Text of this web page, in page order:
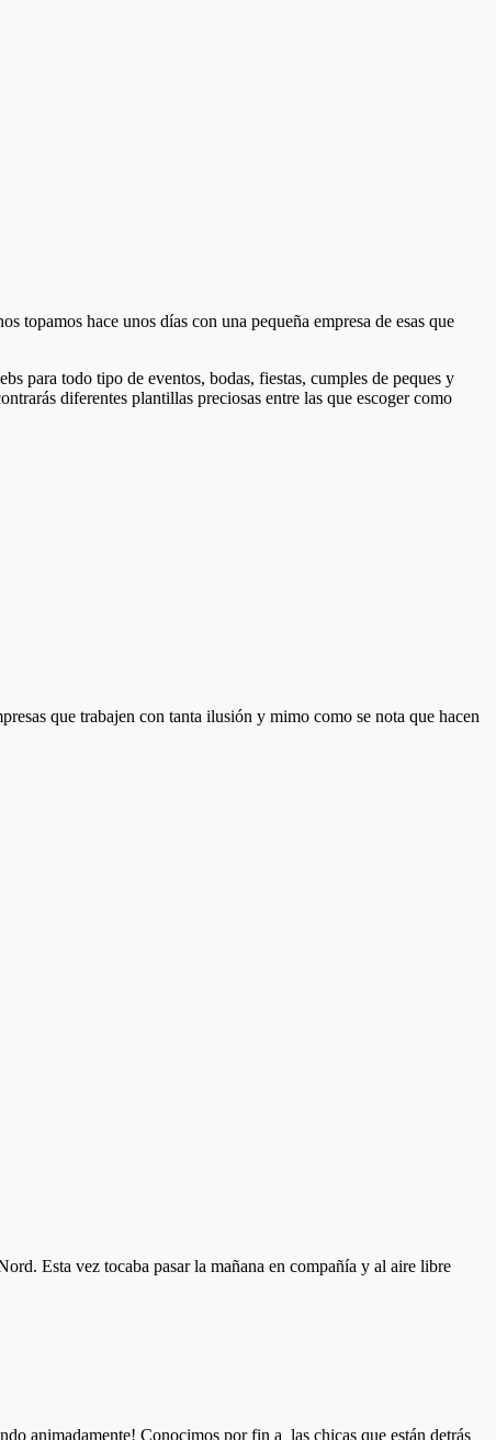
topamos hace unos días con una pequeña empresa de esas que
para todo tipo de eventos, bodas, fiestas, cumples de peques y
diferentes plantillas preciosas entre las que escoger como
que trabajen con tanta ilusión y mimo como se nota que hacen
Esta vez tocaba pasar la mañana en compañía y al aire libre
animadamente! Conocimos por fin a las chicas que están detrás